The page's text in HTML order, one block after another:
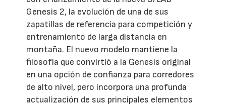
Genesis 2, la evolución de una de sus
zapatillas de referencia para competición y
entrenamiento de larga distancia en
montaña. El nuevo modelo mantiene la
filosofía que convirtió a la Genesis original
en una opción de confianza para corredores
de alto nivel, pero incorpora una profunda
actualización de sus principales elementos